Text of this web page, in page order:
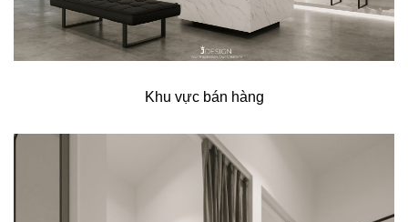
Khu vực bán hàng